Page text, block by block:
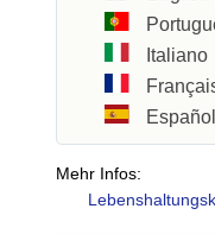
Italiano
Español
Mehr Infos: